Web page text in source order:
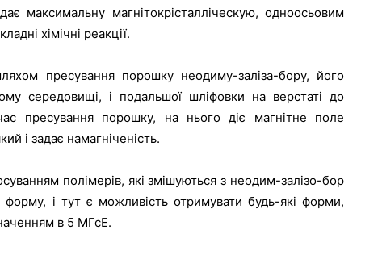
максимальну магнітокрісталліческую, одноосьовим
хімічні реакції.
пресування порошку неодиму-заліза-бору, його
середовищі, і подальшої шліфовки на верстаті до
пресування порошку, на нього діє магнітне поле
і задає намагніченість.
полімерів, які змішуються з неодим-залізо-бор
і тут є можливість отримувати будь-які форми,
в 5 МГсЕ.